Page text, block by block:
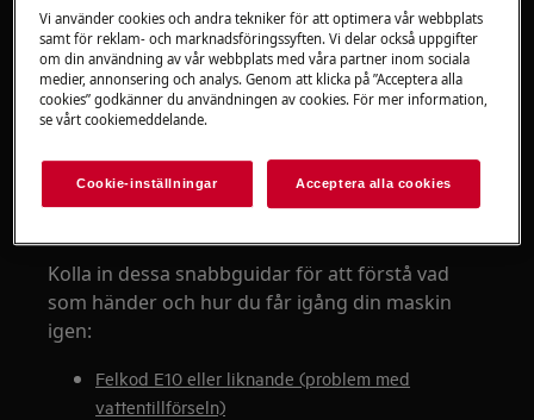
Lösning
Om din tvättmaskin blinkar med lampor, piper
eller visar en felkod – försöker den troligen
uppmärksamma dig på ett specifikt problem.
God nyhet:De flesta av dessa problem kan
enkelt åtgärdas hemma utan att behöva en
Kolla in dessa snabbguidar för att förstå vad
som händer och hur du får igång din maskin
igen:
Felkod E10 eller liknande (problem med
vattentillförseln)
Vi använder cookies och andra tekniker för att optimera vår webbplats
samt för reklam- och marknadsföringssyften. Vi delar också uppgifter
om din användning av vår webbplats med våra partner inom sociala
medier, annonsering och analys. Genom att klicka på ”Acceptera alla
cookies” godkänner du användningen av cookies. För mer information,
se vårt cookiemeddelande.
Cookie-inställningar Acceptera alla cookies